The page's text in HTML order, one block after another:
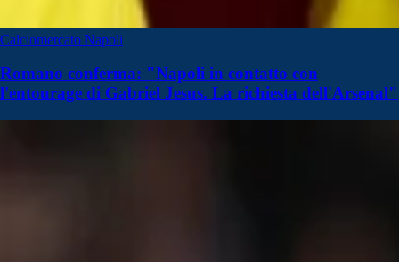
Calciomercato Napoli
Romano conferma: "Napoli in contatto con
l'entourage di Gabriel Jesus. La richiesta dell'Arsenal"